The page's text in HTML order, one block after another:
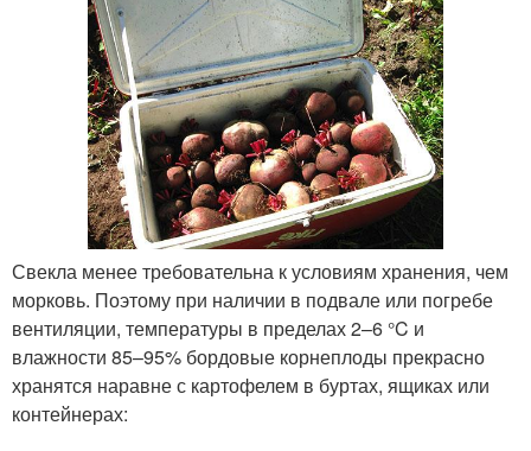
Свекла менее требовательна к условиям хранения, чем
морковь. Поэтому при наличии в подвале или погребе
вентиляции, температуры в пределах 2–6 °C и
влажности 85–95% бордовые корнеплоды прекрасно
хранятся наравне с картофелем в буртах, ящиках или
контейнерах: